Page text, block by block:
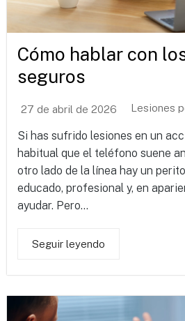
Cómo hablar con
seguros
27 de abril de 2026 Lesiones
Si has sufrido lesiones en un
habitual que el teléfono suene
otro lado de la línea hay un
educado, profesional y, en
ayudar. Pero...
Seguir leyendo